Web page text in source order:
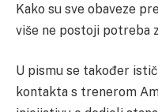
Kako su sve obaveze
više ne postoji potreba
U pismu se također
kontakta s trenerom